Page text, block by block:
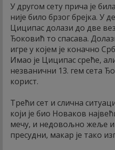
У другом сету прича је
није било брзог брејка. У
Циципас долази до две
Ђоковић то спасава.
игре у којем је коначно
Имао је Циципас среће,
незванични 13. гем сета
корист.
Трећи сет и слична
који је био Новаков
мечу, и недовољно жеље
пресудни, макар је тако